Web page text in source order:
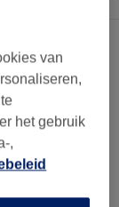
van
het gebruik
,